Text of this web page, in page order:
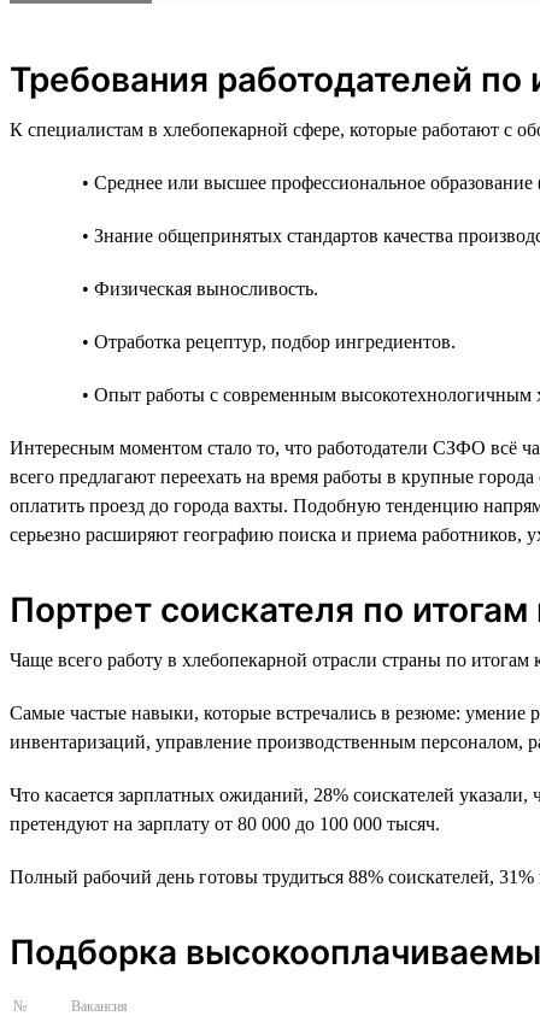
Требования работодателей по
К специалистам в хлебопекарной сфере, которые работают с
• Среднее или высшее профессиональное
• Знание общепринятых стандартов качества
• Физическая выносливость.
• Отработка рецептур, подбор ингредиентов.
• Опыт работы с современным высокотехнологичным
Интересным моментом стало то, что работодатели СЗФО всё
всего предлагают переехать на время работы в крупные
оплатить проезд до города вахты. Подобную тенденцию
серьезно расширяют географию поиска и приема работников,
Портрет соискателя по итогам
Чаще всего работу в хлебопекарной отрасли страны по
Самые частые навыки, которые встречались в резюме: умение
инвентаризаций, управление производственным персоналом,
Что касается зарплатных ожиданий, 28% соискателей
претендуют на зарплату от 80 000 до 100 000 тысяч.
Полный рабочий день готовы трудиться 88% соискателей,
Подборка
№ Вакансия